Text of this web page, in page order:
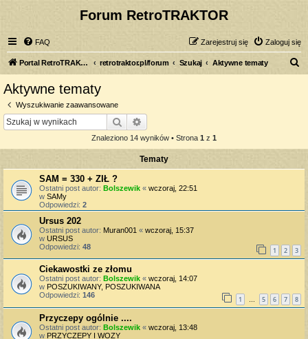
Forum RetroTRAKTOR
FAQ Zaloguj się
Zarejestruj się
Portal RetroTRAKTOR.pl retrotraktor.pl/forum Szukaj Aktywne tematy
Aktywne tematy
Wyszukiwanie zaawansowane
Szukaj
Znaleziono 14 wyników • Strona 1 z 1
Tematy
SAM = 330 + ZIŁ ?
Ostatni post autor: Bolszewik « wczoraj, 22:51
w SAMy
Odpowiedzi: 2
Ursus 202
Ostatni post autor: Muran001 « wczoraj, 15:37
w URSUS
Odpowiedzi: 48 1 2 3
Ciekawostki ze złomu
Ostatni post autor: Bolszewik « wczoraj, 14:07
w POSZUKIWANY, POSZUKIWANA
Odpowiedzi: 146 1 … 5 6 7 8
Przyczepy ogólnie ....
Ostatni post autor: Bolszewik « wczoraj, 13:48
w PRZYCZEPY I WOZY